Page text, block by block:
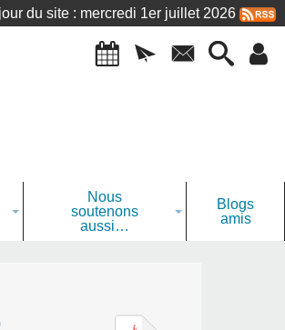
du site : mercredi 1er juillet 2026
Nous
soutenons
aussi…
Blogs
amis